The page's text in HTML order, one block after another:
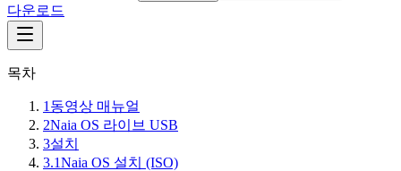
다운로드
목차
1 동영상 매뉴얼
2Naia OS 라이브 USB
3설치
3.1Naia OS 설치 (ISO)